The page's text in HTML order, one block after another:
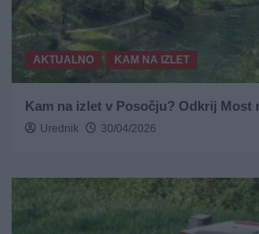
AKTUALNO KAM NA IZLET
Kam na izlet v Posočju? Odkrij Most
Urednik 30/04/2026